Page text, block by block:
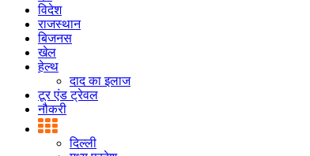
विदेश
राजस्थान
बिजनस
खेल
हेल्थ
दाद का इलाज
टूर एंड ट्रेवल
नौकरी
दिल्ली